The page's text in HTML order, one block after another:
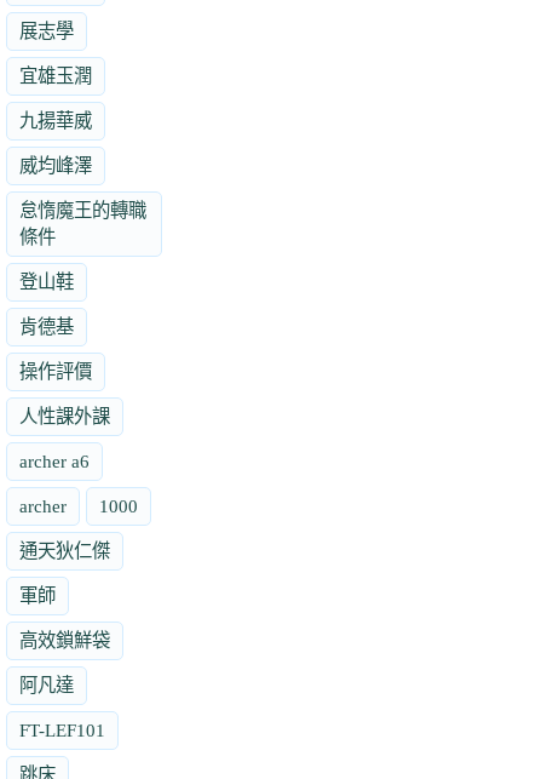
展志學
宜雄玉潤
九揚華威
威均峰澤
怠惰魔王的轉職
條件
登山鞋
肯德基
操作評價
人性課外課
archer a6
archer 1000
通天狄仁傑
軍師
高效鎖鮮袋
阿凡達
FT-LEF101